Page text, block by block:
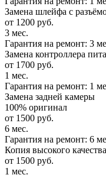
Замена шлейфа с
от 1200 руб.
3 мес.
Гарантия на ремонт: 3
Замена контроллера
от 1700 руб.
1 мес.
Гарантия на ремонт: 1
Замена задней камеры
100% оригинал
от 1500 руб.
6 мес.
Гарантия на ремонт: 6
Копия высокого качества
от 1500 руб.
1 мес.